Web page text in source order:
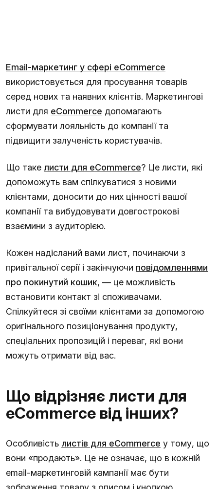
Email-маркетинг у сфері eCommerce
використовується для просування товарів
серед нових та наявних клієнтів. Маркетингові
листи для eCommerce допомагають
сформувати лояльність до компанії та
підвищити залученість користувачів.
Що таке листи для eCommerce? Це листи, які
допоможуть вам спілкуватися з новими
клієнтами, доносити до них цінності вашої
компанії та вибудовувати довгострокові
взаємини з аудиторією.
Кожен надісланий вами лист, починаючи з
привітальної серії і закінчуючи повідомленнями
про покинутий кошик, — це можливість
встановити контакт зі споживачами.
Спілкуйтеся зі своїми клієнтами за допомогою
оригінального позиціонування продукту,
спеціальних пропозицій і переваг, які вони
можуть отримати від вас.
Що відрізняє листи для
eCommerce від інших?
Особливість листів для eCommerce у тому, що
вони «продають». Це не означає, що в кожній
email-маркетинговій кампанії має бути